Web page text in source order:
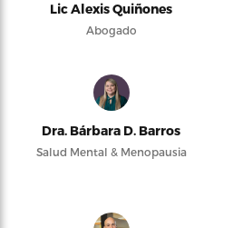
Lic Alexis Quiñones
Abogado
Dra. Bárbara D. Barros
Salud Mental & Menopausia